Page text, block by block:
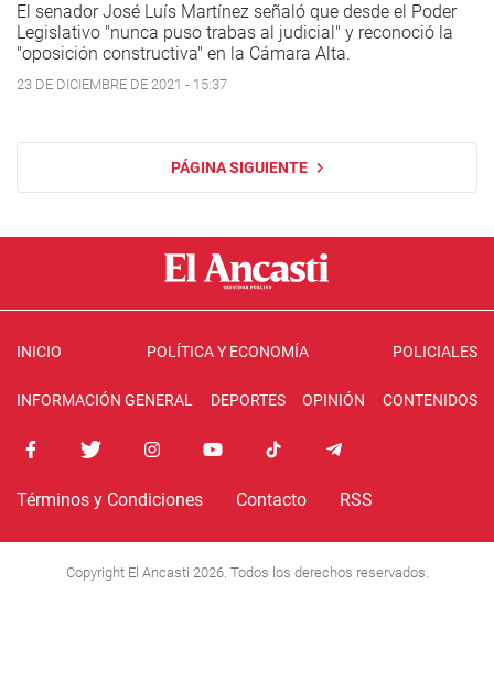
El senador José Luís Martínez señaló que desde el Poder
Legislativo "nunca puso trabas al judicial" y reconoció la
"oposición constructiva" en la Cámara Alta.
23 DE DICIEMBRE DE 2021 - 15:37
PÁGINA SIGUIENTE
INICIO POLÍTICA Y ECONOMÍA POLICIALES
INFORMACIÓN GENERAL DEPORTES OPINIÓN CONTENIDOS
Términos y Condiciones Contacto RSS
Copyright El Ancasti 2026. Todos los derechos reservados.